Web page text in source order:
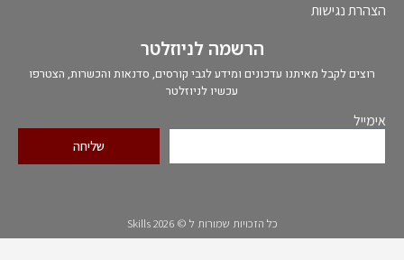
הרשמה לניוזלטר
רוצים לקבל מאיתנו עדכונים ומידע לגבי קורסים, סדנאות והכשרות, הצטרפו
עכשיו לניוזלטר
אימייל
שליחה
הצהרת נגישות
כל הזכויות שמורות ל © Skills 2026